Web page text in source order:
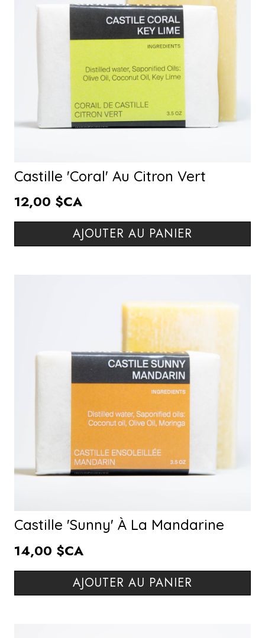
Castille 'Coral' Au Citron Vert
12,00 $CA
AJOUTER AU PANIER
Castille 'Sunny' À La Mandarine
14,00 $CA
AJOUTER AU PANIER